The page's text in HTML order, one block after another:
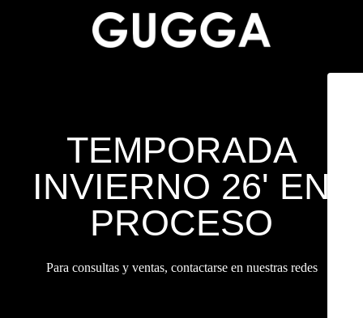
TEMPORADA
INVIERNO 26' EN
PROCESO
Para consultas y ventas, contactarse en nuestras redes